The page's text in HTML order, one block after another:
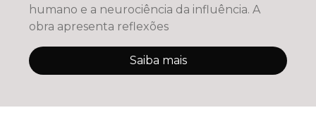
humano e a neurociência da influência. A
obra apresenta reflexões
Saiba mais